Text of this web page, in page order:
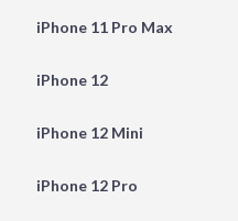
iPhone 11 Pro Max
iPhone 12
iPhone 12 Mini
iPhone 12 Pro